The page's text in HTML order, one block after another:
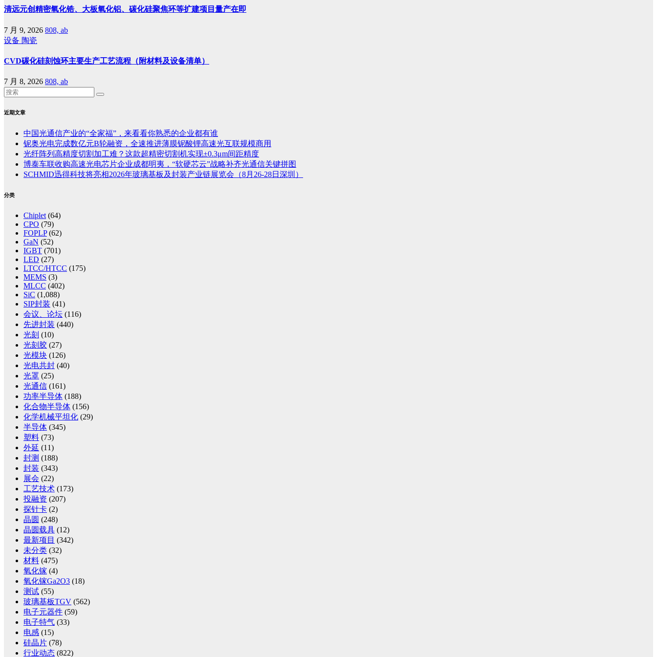
清远元创精密氧化锆、大板氧化铝、碳化硅聚焦环等扩建项目量产在即
7 月 9, 2026 808, ab
设备 陶瓷
CVD碳化硅刻蚀环主要生产工艺流程（附材料及设备清单）
7 月 8, 2026 808, ab
近期文章
中国光通信产业的“全家福”，来看看你熟悉的企业都有谁
铌奥光电完成数亿元B轮融资，全速推进薄膜铌酸锂高速光互联规模商用
光纤阵列高精度切割加工难？这款超精密切割机实现±0.3μm间距精度
博泰车联收购高速光电芯片企业成都明夷，“软硬芯云”战略补齐光通信关键拼图
SCHMID迅得科技将亮相2026年玻璃基板及封装产业链展览会（8月26-28日深圳）
分类
Chiplet (64)
CPO (79)
FOPLP(62)
GaN (52)
IGBT (701)
LED (27)
LTCC/HTCC (175)
MEMS (3)
MLCC (402)
SiC (1,088)
SIP封装 (41)
会议、论坛 (116)
先进封装 (440)
光刻 (10)
光刻胶 (27)
光模块 (126)
光电共封 (40)
光罩 (25)
光通信 (161)
功率半导体 (188)
化合物半导体 (156)
化学机械平坦化 (29)
半导体 (345)
塑料 (73)
外延 (11)
封测 (188)
封装 (343)
展会 (22)
工艺技术 (173)
投融资 (207)
探针卡 (2)
晶圆 (248)
晶圆载具 (12)
最新项目 (342)
未分类 (32)
材料 (475)
氧化镓 (4)
氧化镓Ga2O3 (18)
测试 (55)
玻璃基板TGV (562)
电子元器件 (59)
电子特气 (33)
电感 (15)
硅晶片 (78)
行业动态 (822)